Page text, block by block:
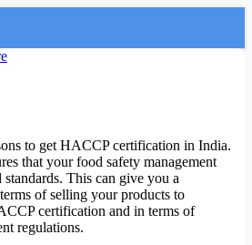
Avancée
to get HACCP certification in India.
that your food safety management
standards. This can give you a
of selling your products to
certification and in terms of
regulations.